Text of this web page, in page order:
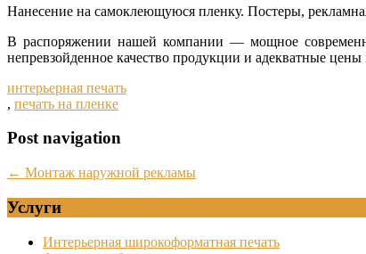
Нанесение на самоклеющуюся пленку. Постеры,
В распоряжении нашей компании — мощное
непревзойденное качество продукции и адекватные цены
интерьерная печать
, печать на пленке
Post navigation
← Монтаж наружной рекламы
Услуги
Интерьерная широкоформатная печать